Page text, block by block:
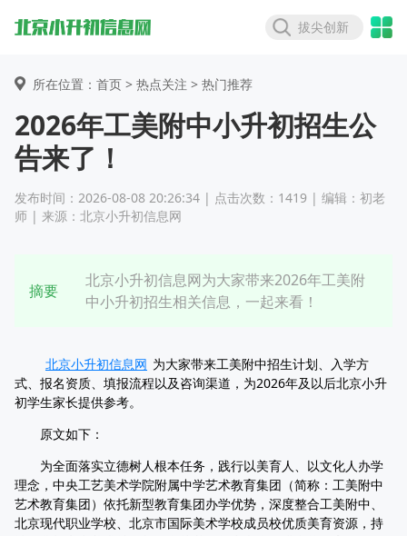
拔尖创新
所在位置：首页 > 热点关注 > 热门推荐
2026年工美附中小升初招生公
告来了！
发布时间：2026-08-08 20:26:34 | 点击次数：1419 | 编辑：初老
师 | 来源：北京小升初信息网
摘要
北京小升初信息网为大家带来2026年工美附
中小升初招生相关信息，一起来看！
北京小升初信息网 为大家带来工美附中招生计划、入学方
式、报名资质、填报流程以及咨询渠道，为2026年及以后北京小升
初学生家长提供参考。
原文如下：
为全面落实立德树人根本任务，践行以美育人、以文化人办学
理念，中央工艺美术学院附属中学艺术教育集团（简称：工美附中
艺术教育集团）依托新型教育集团办学优势，深度整合工美附中、
北京现代职业学校、北京市国际美术学校成员校优质美育资源，持